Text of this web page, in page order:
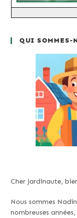
QUI SOMMES-
Cher jardinaute,
Nous sommes
nombreuses